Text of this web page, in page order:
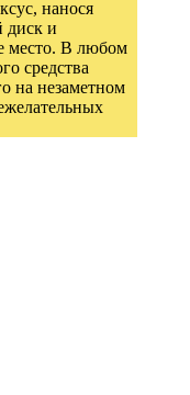
нанося
диск и
место. В любом
средства
на незаметном